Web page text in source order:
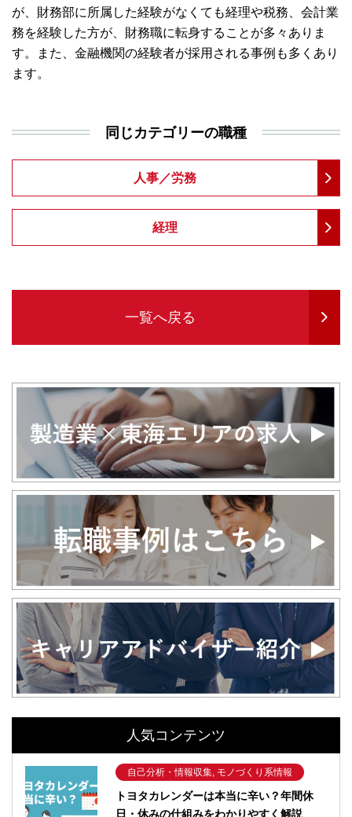
が、財務部に所属した経験がなくても経理や税務、会計業
務を経験した方が、財務職に転身することが多々ありま
す。また、金融機関の経験者が採用される事例も多くあり
ます。
同じカテゴリーの職種
人事／労務
経理
一覧へ戻る
人気コンテンツ
自己分析・情報収集, モノづくり系情報
トヨタカレンダーは本当に辛い？年間休
日・休みの仕組みをわかりやすく解説